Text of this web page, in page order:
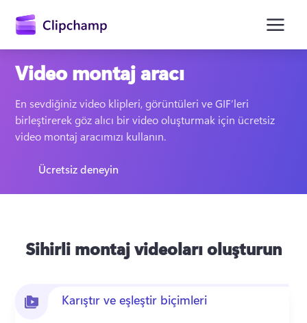
Video montaj aracı
En sevdiğiniz video klipleri, görüntüleri ve GIF’leri
birleştirerek göz alıcı bir video oluşturmak için ücretsiz
video montaj aracımızı kullanın.
Ücretsiz deneyin
Sihirli montaj videoları oluşturun
Karıştır ve eşleştir biçimleri